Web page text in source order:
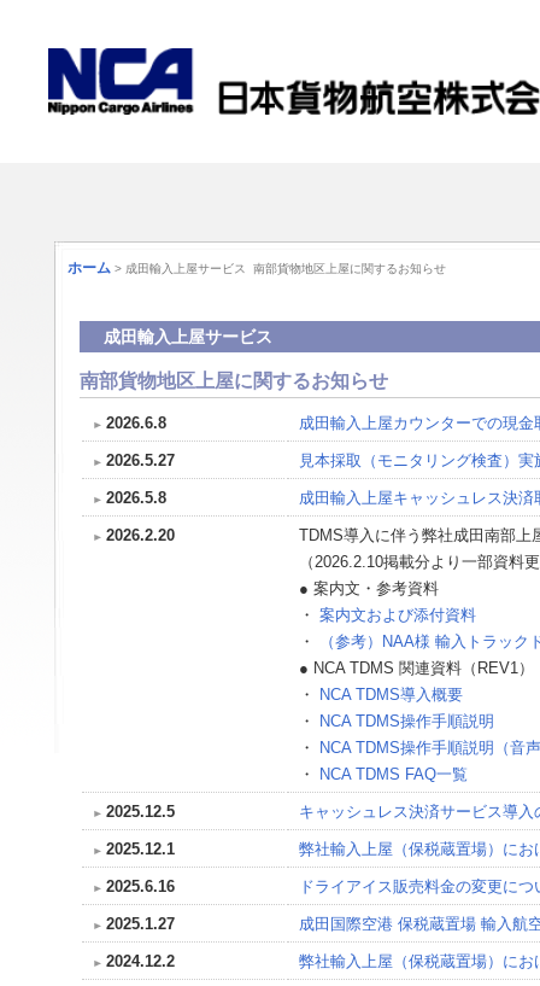
ホーム > 成田輸入上屋サービス 南部貨物地区上屋に関するお知らせ
成田輸入上屋サービス
南部貨物地区上屋に関するお知らせ
2026.6.8 成田輸入上屋カウンターでの現
2026.5.27 見本採取（モニタリング検査）
2026.5.8 成田輸入上屋キャッシュレス決済
2026.2.20
TDMS導入に伴う弊社成田南部上
（2026.2.10掲載分より一部資料
● 案内文・参考資料
・ 案内文および添付資料
・
（参考）NAA様 輸入トラッ
● NCA TDMS 関連資料（REV1）
・
NCA TDMS導入概要
・
NCA TDMS操作手順説明
・
NCA TDMS操作手順説明（音
・
NCA TDMS FAQ一覧
2025.12.5 キャッシュレス決済サービス導入
2025.12.1 弊社輸入上屋（保税蔵置場）に
2025.6.16 ドライアイス販売料金の変更につ
2025.1.27 成田国際空港 保税蔵置場 輸入航
2024.12.2 弊社輸入上屋（保税蔵置場）に